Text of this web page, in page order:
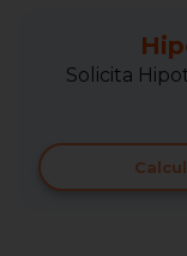
Solicita